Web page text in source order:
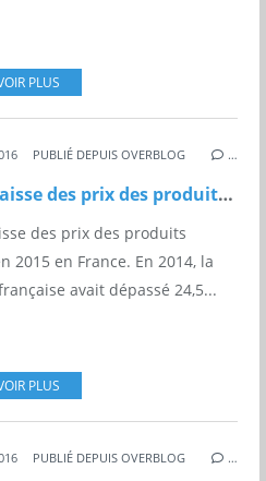
PLUS
PUBLIÉ DEPUIS OVERBLOG …
Forte baisse des prix des produits laitiers en 2015 en France.
des prix des produits
2015 en France. En 2014, la
avait dépassé 24,5...
PLUS
PUBLIÉ DEPUIS OVERBLOG …